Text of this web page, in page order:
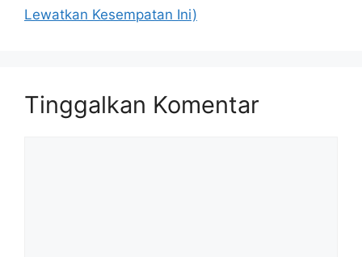
Lewatkan Kesempatan Ini)
Tinggalkan Komentar